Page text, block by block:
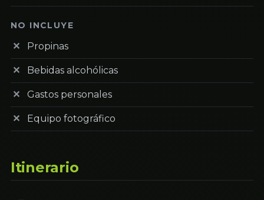
NO INCLUYE
Propinas
Bebidas alcohólicas
Gastos personales
Equipo fotográfico
Itinerario